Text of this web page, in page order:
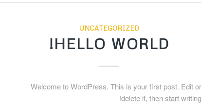
UNCATEGORIZED
HELLO WORLD!
Welcome to WordPress. This is your first post. Edit or
delete it, then start writing!